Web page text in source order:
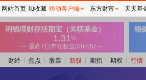
财经 焦点 股票 新股 期指 期权 行情
网站首页 加收藏 移动客户端 东方财富 天天基